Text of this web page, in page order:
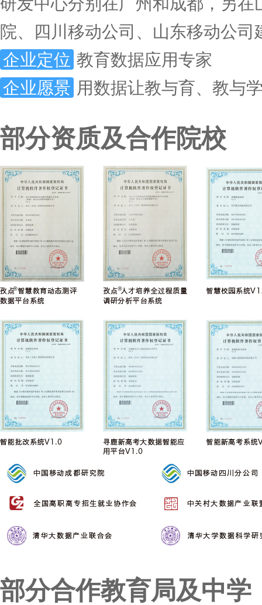
院、四川移动公司、山东移动公
企业定位 教育数据应用专家
企业愿景 用数据让教与育、教与
部分资质及合作院校
部分合作教育局及中学